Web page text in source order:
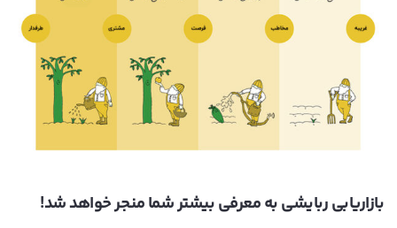
بازاریابی ربایشی به معرفی بیشتر شما منجر خواهد شد!